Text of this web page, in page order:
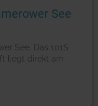
See
See. Das 101S
liegt direkt am